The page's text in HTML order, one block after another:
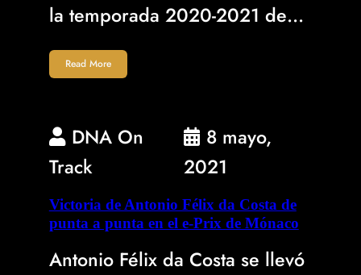
la temporada 2020-2021 de…
Read More
DNA On
Track
8 mayo,
2021
Victoria de Antonio Félix da Costa de
punta a punta en el e-Prix de Mónaco
Antonio Félix da Costa se llevó